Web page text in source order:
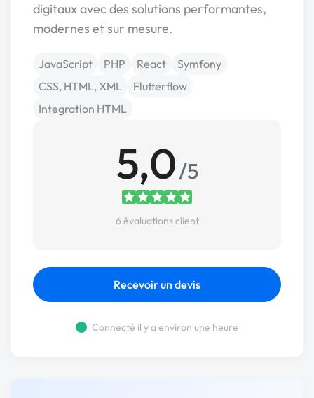
digitaux avec des solutions performantes,
modernes et sur mesure.
JavaScript PHP React
Symfony
CSS, HTML, XML
Flutterflow
Integration HTML
5,0/5
6 évaluations client
Recevoir un devis
Connecté il y a environ une heure